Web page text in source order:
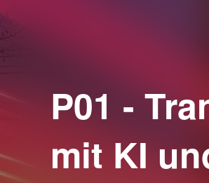
P01 -
mit KI